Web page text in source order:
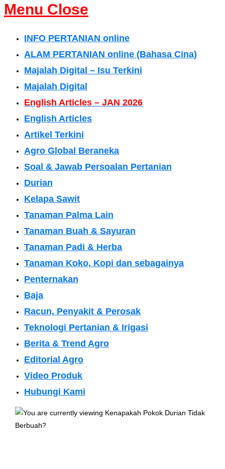
Menu Close
INFO PERTANIAN online
ALAM PERTANIAN online (Bahasa Cina)
Majalah Digital – Isu Terkini
Majalah Digital
English Articles – JAN 2026
English Articles
Artikel Terkini
Agro Global Beraneka
Soal & Jawab Persoalan Pertanian
Durian
Kelapa Sawit
Tanaman Palma Lain
Tanaman Buah & Sayuran
Tanaman Padi & Herba
Tanaman Koko, Kopi dan sebagainya
Penternakan
Baja
Racun, Penyakit & Perosak
Teknologi Pertanian & Irigasi
Berita & Trend Agro
Editorial Agro
Video Produk
Hubungi Kami